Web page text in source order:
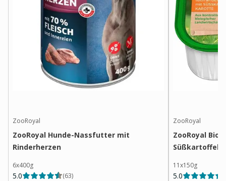
ZooRoyal
ZooRoyal Hunde-Nassfutter mit
Rinderherzen
6x400g
5.0 (63)
ZooRoyal
ZooRoyal Bio
Süßkartoffel
11x150g
5.0